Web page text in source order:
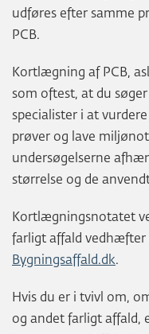
udføres efter samme
PCB.
Kortlægning af PCB,
som oftest, at du
specialister i at
prøver og lave
undersøgelserne
størrelse og de
Kortlægningsnotatet
farligt affald vedhæfter
Bygningsaffald.dk.
Hvis du er i tvivl om,
og andet farligt affald,